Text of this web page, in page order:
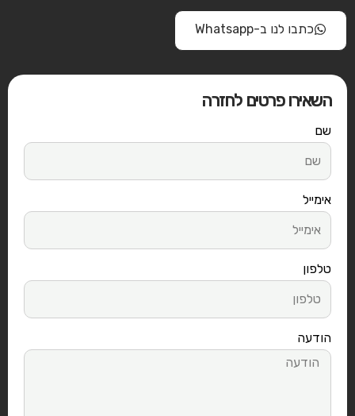
כתבו לנו ב-Whatsapp
השאירו פרטים לחזרה
שם
אימייל
טלפון
הודעה